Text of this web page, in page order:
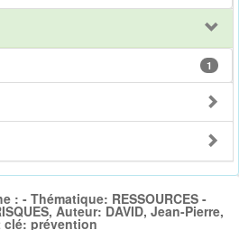
1
: - Thématique: RESSOURCES -
Auteur: DAVID, Jean-Pierre,
clé: prévention